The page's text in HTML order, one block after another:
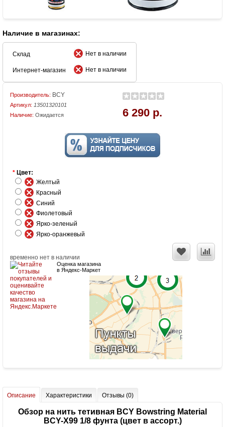
Наличие в магазинах:
Склад Нет в наличии
Интернет-магазин Нет в наличии
Производитель: BCY
Артикул: 13501320101
Наличие: Ожидается 6 290 р.
* Цвет:
Желтый
Красный
Синий
Фиолетовый
Ярко-зеленый
Ярко-оранжевый
временно нет в наличии
Оценка магазина
в Яндекс-Маркет
Описание Характеристики Отзывы (0)
Обзор на нить тетивная BCY Bowstring Material
BCY-X99 1/8 фунта (цвет в ассорт.)